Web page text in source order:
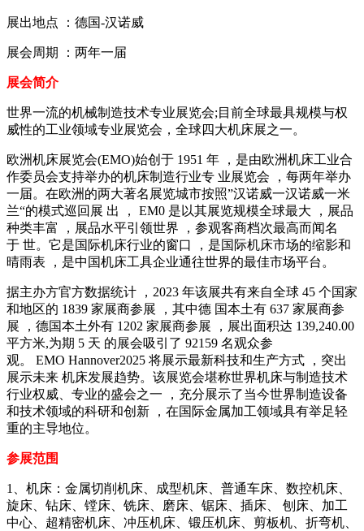
展出地点 ：德国-汉诺威
展会周期 ：两年一届
展会简介
世界一流的机械制造技术专业展览会;目前全球最具规模与权
威性的工业领域专业展览会，全球四大机床展之一。
欧洲机床展览会(EMO)始创于 1951 年 ，是由欧洲机床工业合
作委员会支持举办的机床制造行业专 业展览会 ，每两年举办
一届。在欧洲的两大著名展览城市按照”汉诺威一汉诺威一米
兰“的模式巡回展 出 ， EM0 是以其展览规模全球最大 ，展品
种类丰富 ，展品水平引领世界 ，参观客商档次最高而闻名
于 世。它是国际机床行业的窗口 ，是国际机床市场的缩影和
晴雨表 ，是中国机床工具企业通往世界的最佳市场平台。
据主办方官方数据统计 ，2023 年该展共有来自全球 45 个国家
和地区的 1839 家展商参展 ，其中德 国本土有 637 家展商参
展 ，德国本土外有 1202 家展商参展 ，展出面积达 139,240.00
平方米,为期 5 天 的展会吸引了 92159 名观众参
观。 EMO Hannover2025 将展示最新科技和生产方式 ，突出
展示未来 机床发展趋势。该展览会堪称世界机床与制造技术
行业权威、专业的盛会之一 ，充分展示了当今世界制造设备
和技术领域的科研和创新 ，在国际金属加工领域具有举足轻
重的主导地位。
参展范围
1、机床：金属切削机床、成型机床、普通车床、数控机床、
旋床、钻床、镗床、铣床、磨床、锯床、插床、 刨床、加工
中心、超精密机床、冲压机床、锻压机床、剪板机、折弯机、